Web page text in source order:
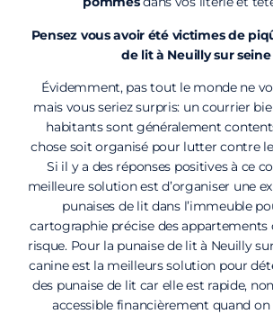
Pensez vous avoir été victimes de
de lit à Neuilly sur seine
Évidemment, pas tout le monde ne
mais vous seriez surpris: un courrier
habitants sont généralement
chose soit organisé pour lutter contre
Si il y a des réponses positives à ce
meilleure solution est d’organiser une
punaises de lit dans l’immeuble
cartographie précise des appartements
risque. Pour la punaise de lit à Neuilly
canine est la meilleurs solution pour
des punaise de lit car elle est rapide,
accessible financièrement quand